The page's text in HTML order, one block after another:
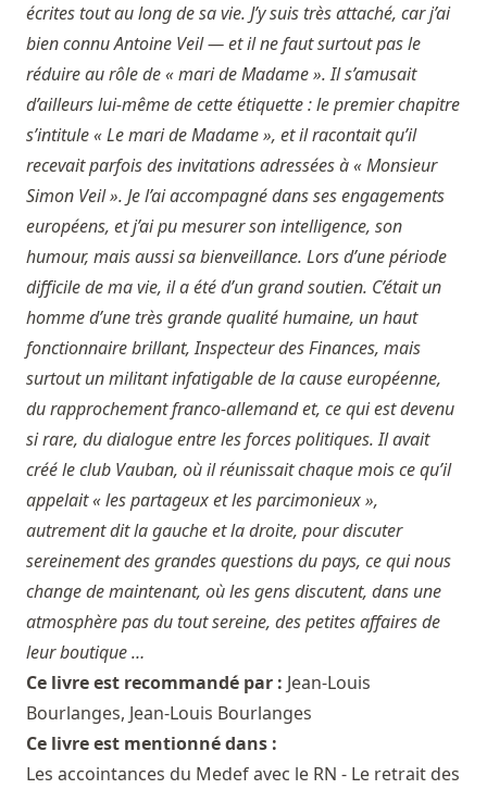
écrites tout au long de sa vie. J’y suis très attaché, car j’ai
bien connu Antoine Veil — et il ne faut surtout pas le
réduire au rôle de « mari de Madame ». Il s’amusait
d’ailleurs lui-même de cette étiquette : le premier chapitre
s’intitule « Le mari de Madame », et il racontait qu’il
recevait parfois des invitations adressées à « Monsieur
Simon Veil ». Je l’ai accompagné dans ses engagements
européens, et j’ai pu mesurer son intelligence, son
humour, mais aussi sa bienveillance. Lors d’une période
difficile de ma vie, il a été d’un grand soutien. C’était un
homme d’une très grande qualité humaine, un haut
fonctionnaire brillant, Inspecteur des Finances, mais
surtout un militant infatigable de la cause européenne,
du rapprochement franco-allemand et, ce qui est devenu
si rare, du dialogue entre les forces politiques. Il avait
créé le club Vauban, où il réunissait chaque mois ce qu’il
appelait « les partageux et les parcimonieux »,
autrement dit la gauche et la droite, pour discuter
sereinement des grandes questions du pays, ce qui nous
change de maintenant, où les gens discutent, dans une
atmosphère pas du tout sereine, des petites affaires de
leur boutique …
Ce livre est recommandé par : Jean-Louis
Bourlanges, Jean-Louis Bourlanges
Ce livre est mentionné dans :
Les accointances du Medef avec le RN - Le retrait des